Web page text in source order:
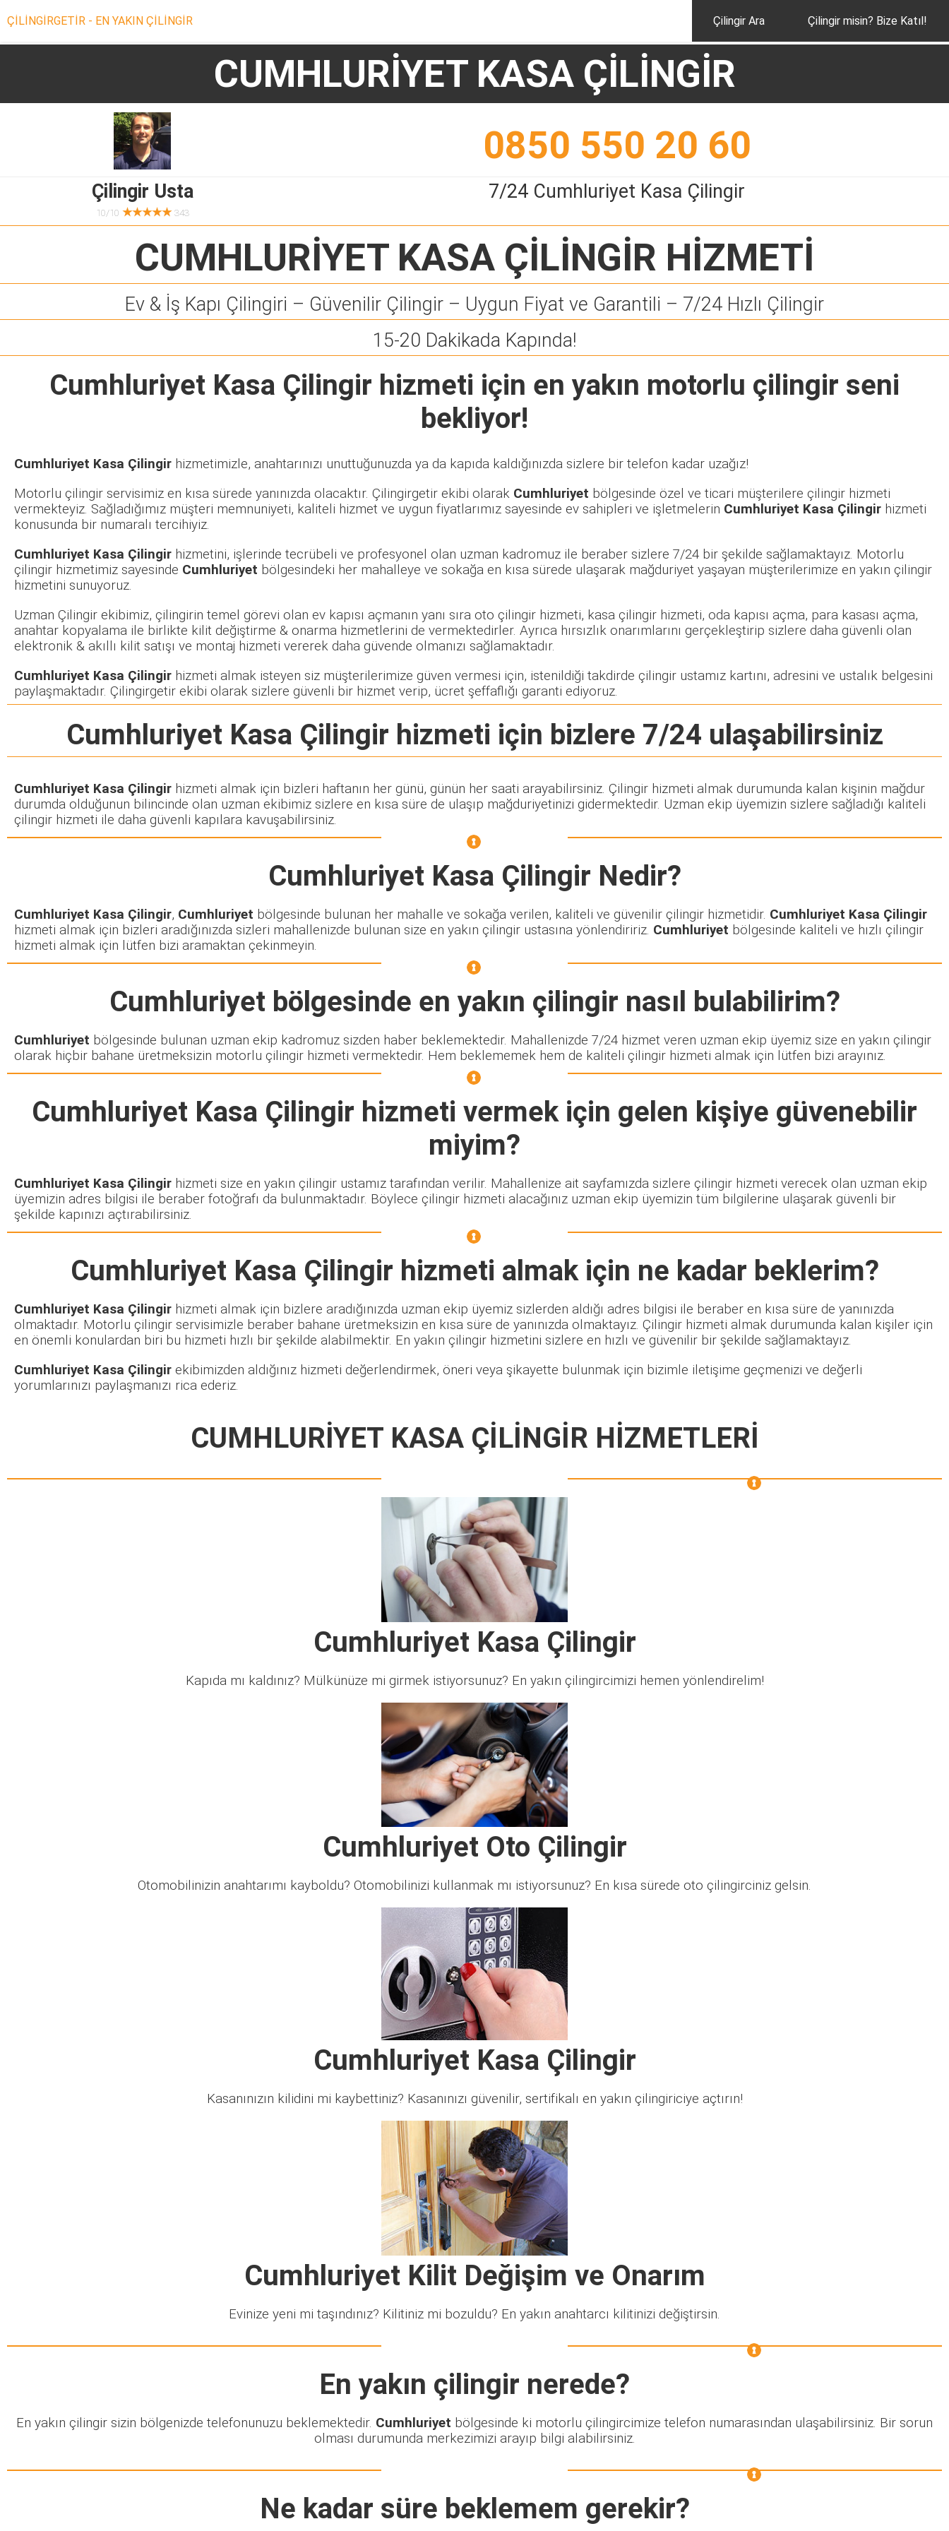
ÇİLİNGİRGETİR - EN YAKIN ÇİLİNGİR Çilingir Ara Çilingir misin? Bize Katıl!
CUMHLURİYET KASA ÇİLİNGİR
0850 550 20 60
Çilingir Usta
10/10 ★★★★★ 343
7/24 Cumhluriyet Kasa Çilingir
CUMHLURİYET KASA ÇİLİNGİR HİZMETİ
Ev & İş Kapı Çilingiri – Güvenilir Çilingir – Uygun Fiyat ve Garantili – 7/24 Hızlı Çilingir
15-20 Dakikada Kapında!
Cumhluriyet Kasa Çilingir hizmeti için en yakın motorlu çilingir seni
bekliyor!
Cumhluriyet Kasa Çilingir hizmetimizle, anahtarınızı unuttuğunuzda ya da kapıda kaldığınızda sizlere bir telefon kadar uzağız!
Motorlu çilingir servisimiz en kısa sürede yanınızda olacaktır. Çilingirgetir ekibi olarak Cumhluriyet bölgesinde özel ve ticari müşterilere çilingir hizmeti
vermekteyiz. Sağladığımız müşteri memnuniyeti, kaliteli hizmet ve uygun fiyatlarımız sayesinde ev sahipleri ve işletmelerin Cumhluriyet Kasa Çilingir hizmeti
konusunda bir numaralı tercihiyiz.
Cumhluriyet Kasa Çilingir hizmetini, işlerinde tecrübeli ve profesyonel olan uzman kadromuz ile beraber sizlere 7/24 bir şekilde sağlamaktayız. Motorlu
çilingir hizmetimiz sayesinde Cumhluriyet bölgesindeki her mahalleye ve sokağa en kısa sürede ulaşarak mağduriyet yaşayan müşterilerimize en yakın çilingir
hizmetini sunuyoruz.
Uzman Çilingir ekibimiz, çilingirin temel görevi olan ev kapısı açmanın yanı sıra oto çilingir hizmeti, kasa çilingir hizmeti, oda kapısı açma, para kasası açma,
anahtar kopyalama ile birlikte kilit değiştirme & onarma hizmetlerini de vermektedirler. Ayrıca hırsızlık onarımlarını gerçekleştirip sizlere daha güvenli olan
elektronik & akıllı kilit satışı ve montaj hizmeti vererek daha güvende olmanızı sağlamaktadır.
Cumhluriyet Kasa Çilingir hizmeti almak isteyen siz müşterilerimize güven vermesi için, istenildiği takdirde çilingir ustamız kartını, adresini ve ustalık belgesini
paylaşmaktadır. Çilingirgetir ekibi olarak sizlere güvenli bir hizmet verip, ücret şeffaflığı garanti ediyoruz.
Cumhluriyet Kasa Çilingir hizmeti için bizlere 7/24 ulaşabilirsiniz
Cumhluriyet Kasa Çilingir hizmeti almak için bizleri haftanın her günü, günün her saati arayabilirsiniz. Çilingir hizmeti almak durumunda kalan kişinin mağdur
durumda olduğunun bilincinde olan uzman ekibimiz sizlere en kısa süre de ulaşıp mağduriyetinizi gidermektedir. Uzman ekip üyemizin sizlere sağladığı kaliteli
çilingir hizmeti ile daha güvenli kapılara kavuşabilirsiniz.
Cumhluriyet Kasa Çilingir Nedir?
Cumhluriyet Kasa Çilingir, Cumhluriyet bölgesinde bulunan her mahalle ve sokağa verilen, kaliteli ve güvenilir çilingir hizmetidir. Cumhluriyet Kasa Çilingir
hizmeti almak için bizleri aradığınızda sizleri mahallenizde bulunan size en yakın çilingir ustasına yönlendiririz. Cumhluriyet bölgesinde kaliteli ve hızlı çilingir
hizmeti almak için lütfen bizi aramaktan çekinmeyin.
Cumhluriyet bölgesinde en yakın çilingir nasıl bulabilirim?
Cumhluriyet bölgesinde bulunan uzman ekip kadromuz sizden haber beklemektedir. Mahallenizde 7/24 hizmet veren uzman ekip üyemiz size en yakın çilingir
olarak hiçbir bahane üretmeksizin motorlu çilingir hizmeti vermektedir. Hem beklememek hem de kaliteli çilingir hizmeti almak için lütfen bizi arayınız.
Cumhluriyet Kasa Çilingir hizmeti vermek için gelen kişiye güvenebilir
miyim?
Cumhluriyet Kasa Çilingir hizmeti size en yakın çilingir ustamız tarafından verilir. Mahallenize ait sayfamızda sizlere çilingir hizmeti verecek olan uzman ekip
üyemizin adres bilgisi ile beraber fotoğrafı da bulunmaktadır. Böylece çilingir hizmeti alacağınız uzman ekip üyemizin tüm bilgilerine ulaşarak güvenli bir
şekilde kapınızı açtırabilirsiniz.
Cumhluriyet Kasa Çilingir hizmeti almak için ne kadar beklerim?
Cumhluriyet Kasa Çilingir hizmeti almak için bizlere aradığınızda uzman ekip üyemiz sizlerden aldığı adres bilgisi ile beraber en kısa süre de yanınızda
olmaktadır. Motorlu çilingir servisimizle beraber bahane üretmeksizin en kısa süre de yanınızda olmaktayız. Çilingir hizmeti almak durumunda kalan kişiler için
en önemli konulardan biri bu hizmeti hızlı bir şekilde alabilmektir. En yakın çilingir hizmetini sizlere en hızlı ve güvenilir bir şekilde sağlamaktayız.
Cumhluriyet Kasa Çilingir ekibimizden aldığınız hizmeti değerlendirmek, öneri veya şikayette bulunmak için bizimle iletişime geçmenizi ve değerli
yorumlarınızı paylaşmanızı rica ederiz.
CUMHLURİYET KASA ÇİLİNGİR HİZMETLERİ
Cumhluriyet Kasa Çilingir
Kapıda mı kaldınız? Mülkünüze mi girmek istiyorsunuz? En yakın çilingircimizi hemen yönlendirelim!
Cumhluriyet Oto Çilingir
Otomobilinizin anahtarımı kayboldu? Otomobilinizi kullanmak mı istiyorsunuz? En kısa sürede oto çilingirciniz gelsin.
Cumhluriyet Kasa Çilingir
Kasanınızın kilidini mi kaybettiniz? Kasanınızı güvenilir, sertifikalı en yakın çilingiriciye açtırın!
Cumhluriyet Kilit Değişim ve Onarım
Evinize yeni mi taşındınız? Kilitiniz mi bozuldu? En yakın anahtarcı kilitinizi değiştirsin.
En yakın çilingir nerede?
En yakın çilingir sizin bölgenizde telefonunuzu beklemektedir. Cumhluriyet bölgesinde ki motorlu çilingircimize telefon numarasından ulaşabilirsiniz. Bir sorun
olması durumunda merkezimizi arayıp bilgi alabilirsiniz.
Ne kadar süre beklemem gerekir?